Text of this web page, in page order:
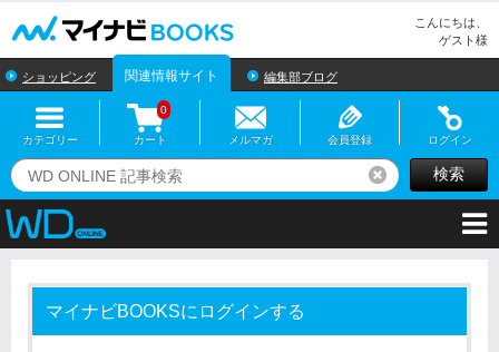
こんにちは、
ゲスト様
ショッピング 関連情報サイト 編集部ブログ
カテゴリー カート
0
メルマガ 会員登録 ログイン
リセット検索
マイナビBOOKSにログインする